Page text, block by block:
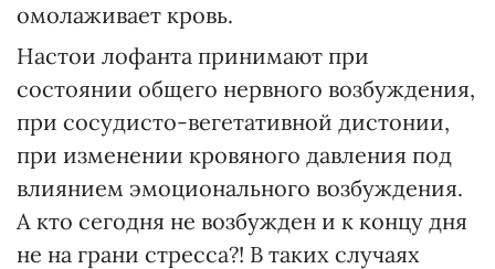
омолаживает кровь.
Настои лофанта принимают при
состоянии общего нервного возбуждения,
при сосудисто-вегетативной дистонии,
при изменении кровяного давления под
влиянием эмоционального возбуждения.
А кто сегодня не возбужден и к концу дня
не на грани стресса?! В таких случаях